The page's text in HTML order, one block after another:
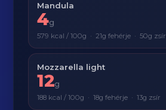
Mandula
4g
579 kcal / 100g · 21g fehérje · 50g zsír
Mozzarella light
12g
188 kcal / 100g · 18g fehérje · 13g zsír